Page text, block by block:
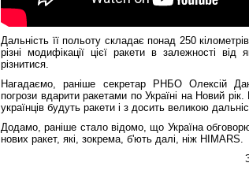
Дальність її польоту складає понад 250
різні модифікації цієї ракети в залежності від
різнитися.
Нагадаємо, раніше секретар РНБО Олексій
погрози вдарити ракетами по Україні на Новий
українців будуть ракети і з досить великою
Додамо, раніше стало відомо, що Україна
нових ракет, які, зокрема, б'ють далі, ніж HIMARS.